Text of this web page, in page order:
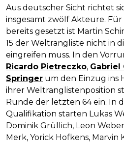
Aus deutscher Sicht richtet
insgesamt zwölf Akteure.
bereits gesetzt ist Martin
15 der Weltrangliste nicht in
eingreifen muss. In den
Ricardo Pietreczko, Gabriel
Springer um den Einzug ins
ihrer Weltranglistenposition
Runde der letzten 64 ein. In
Qualifikation starten Lukas
Dominik Grüllich, Leon
Merk, Yorick Hofkens, Marvin